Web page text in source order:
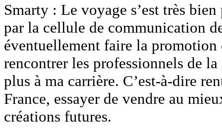
Smarty : Le voyage s’est très
par la cellule de communication
éventuellement faire la promotion
rencontrer les professionnels de
plus à ma carrière. C’est-à-dire
France, essayer de vendre au
créations futures.